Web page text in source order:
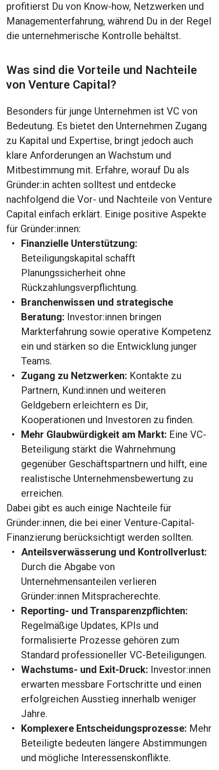
profitierst Du von Know-how, Netzwerken und
Managementerfahrung, während Du in der Regel
die unternehmerische Kontrolle behältst.
Was sind die Vorteile und Nachteile
von Venture Capital?
Besonders für junge Unternehmen ist VC von
Bedeutung. Es bietet den Unternehmen Zugang
zu Kapital und Expertise, bringt jedoch auch
klare Anforderungen an Wachstum und
Mitbestimmung mit. Erfahre, worauf Du als
Gründer:in achten solltest und entdecke
nachfolgend die Vor- und Nachteile von Venture
Capital einfach erklärt. Einige positive Aspekte
für Gründer:innen:
Finanzielle Unterstützung:
Beteiligungskapital schafft
Planungssicherheit ohne
Rückzahlungsverpflichtung.
Branchenwissen und strategische
Beratung: Investor:innen bringen
Markterfahrung sowie operative Kompetenz
ein und stärken so die Entwicklung junger
Teams.
Zugang zu Netzwerken: Kontakte zu
Partnern, Kund:innen und weiteren
Geldgebern erleichtern es Dir,
Kooperationen und Investoren zu finden.
Mehr Glaubwürdigkeit am Markt: Eine VC-
Beteiligung stärkt die Wahrnehmung
gegenüber Geschäftspartnern und hilft, eine
realistische Unternehmensbewertung zu
erreichen.
Dabei gibt es auch einige Nachteile für
Gründer:innen, die bei einer Venture-Capital-
Finanzierung berücksichtigt werden sollten.
Anteilsverwässerung und Kontrollverlust:
Durch die Abgabe von
Unternehmensanteilen verlieren
Gründer:innen Mitspracherechte.
Reporting- und Transparenzpflichten:
Regelmäßige Updates, KPIs und
formalisierte Prozesse gehören zum
Standard professioneller VC-Beteiligungen.
Wachstums- und Exit-Druck: Investor:innen
erwarten messbare Fortschritte und einen
erfolgreichen Ausstieg innerhalb weniger
Jahre.
Komplexere Entscheidungsprozesse: Mehr
Beteiligte bedeuten längere Abstimmungen
und mögliche Interessenskonflikte.